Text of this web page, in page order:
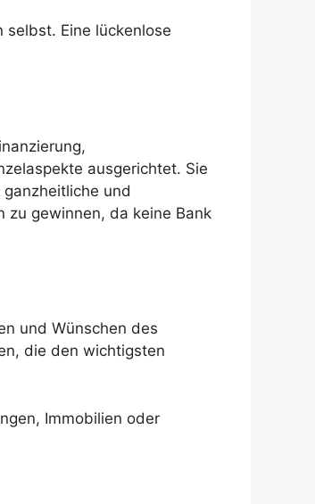
Eine lückenlose
ausgerichtet. Sie
und
zu gewinnen, da keine Bank
und Wünschen des
die den wichtigsten
Immobilien oder